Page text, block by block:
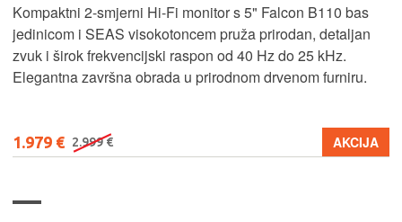
Kompaktni 2-smjerni Hi-Fi monitor s 5" Falcon B110 bas
jedinicom i SEAS visokotoncem pruža prirodan, detaljan
zvuk i širok frekvencijski raspon od 40 Hz do 25 kHz.
Elegantna završna obrada u prirodnom drvenom furniru.
1.979 € 2.999 € AKCIJA